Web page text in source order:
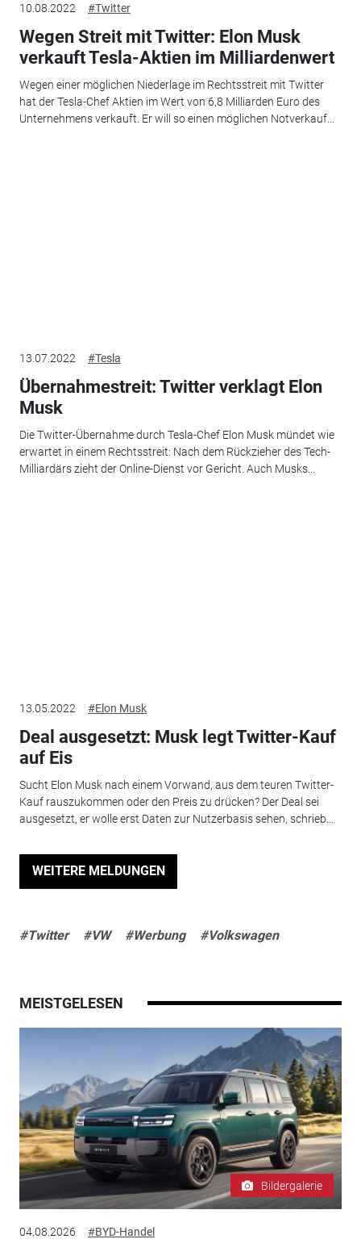
10.08.2022 #Twitter
Wegen Streit mit Twitter: Elon Musk
verkauft Tesla-Aktien im Milliardenwert
Wegen einer möglichen Niederlage im Rechtsstreit mit Twitter
hat der Tesla-Chef Aktien im Wert von 6,8 Milliarden Euro des
Unternehmens verkauft. Er will so einen möglichen Notverkauf...
13.07.2022 #Tesla
Übernahmestreit: Twitter verklagt Elon
Musk
Die Twitter-Übernahme durch Tesla-Chef Elon Musk mündet wie
erwartet in einem Rechtsstreit: Nach dem Rückzieher des Tech-
Milliardärs zieht der Online-Dienst vor Gericht. Auch Musks...
13.05.2022 #Elon Musk
Deal ausgesetzt: Musk legt Twitter-Kauf
auf Eis
Sucht Elon Musk nach einem Vorwand, aus dem teuren Twitter-
Kauf rauszukommen oder den Preis zu drücken? Der Deal sei
ausgesetzt, er wolle erst Daten zur Nutzerbasis sehen, schrieb...
WEITERE MELDUNGEN
#Twitter #VW #Werbung #Volkswagen
MEISTGELESEN
Bildergalerie
04.08.2026 #BYD-Handel